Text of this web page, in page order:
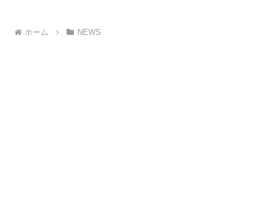
ホーム NEWS